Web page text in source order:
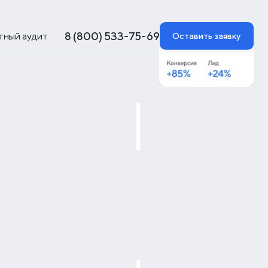
аудит 8 (800) 533-75-69 Оставить заявку